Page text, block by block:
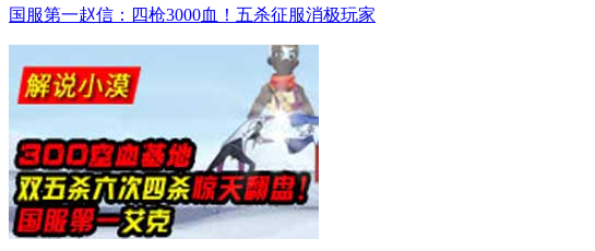
国服第一赵信：四枪3000血！五杀征服消极玩家